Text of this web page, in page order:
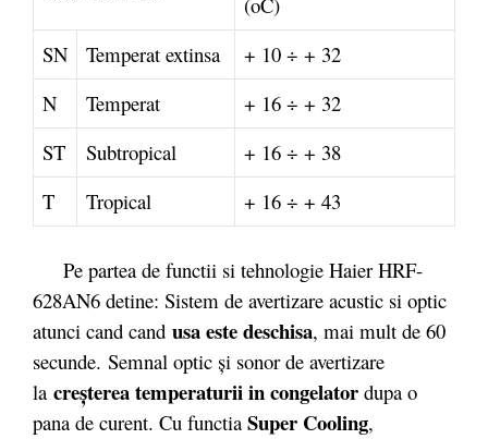
SN
Temperat extinsa
+ 10 ÷ + 32
N
Temperat
+ 16 ÷ + 32
ST
Subtropical
+ 16 ÷ + 38
T
Tropical + 16 ÷ + 43
Pe partea de functii si tehnologie Haier HRF-
628AN6 detine: Sistem de avertizare acustic si optic
atunci cand cand usa este deschisa, mai mult de 60
secunde. Semnal optic şi sonor de avertizare
la creşterea temperaturii in congelator dupa o
pana de curent. Cu functia Super Cooling,